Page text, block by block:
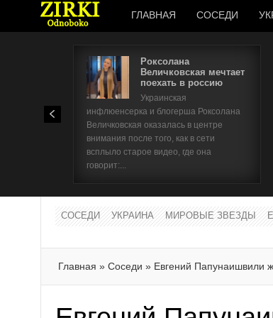
ГЛАВНАЯ СОСЕДИ
Роксолана
Величковская мечтает
поехать в россию
Украинская
инфлюенсерка и блогерша Роксолана
Величковская оказалась в центре
внимания после того, как в сети
всплыло старое видео, где она
говорит:...
СОСЕДИ УКРАИНА МИРОВЫЕ ЗВЕЗДЫ
Главная » Соседи » Евгений Папунаишвили